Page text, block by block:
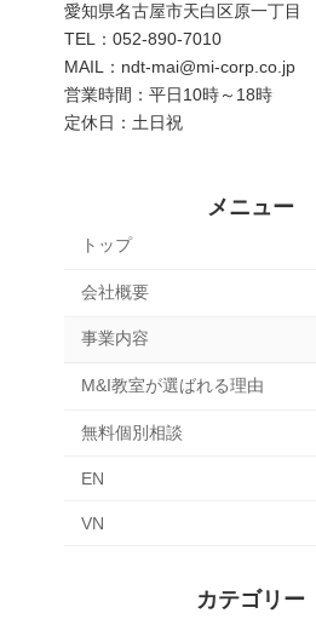
愛知県名古屋市天白区原一丁目
TEL：052-890-7010
MAIL：ndt-mai@mi-corp.co.jp
営業時間：平日10時～18時
定休日：土日祝
メニュー
トップ
会社概要
事業内容
M&I教室が選ばれる理由
無料個別相談
EN
VN
カテゴリー